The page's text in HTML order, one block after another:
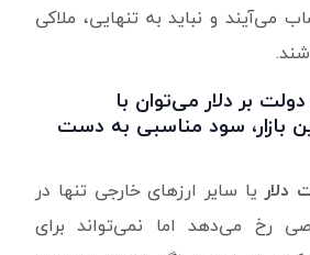
می‌آیند و نباید به تنهایی، ملاکی
بر دلار می‌توان با
بازار، سود مناسبی به دست
دلاریا سایر ارزهای خارجی تنها در
رخ می‌دهد اما نمی‌تواند برای